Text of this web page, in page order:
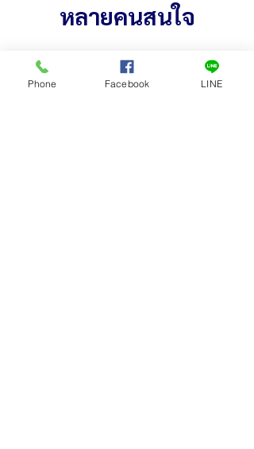
หลายคนสนใจ
Phone Facebook LINE